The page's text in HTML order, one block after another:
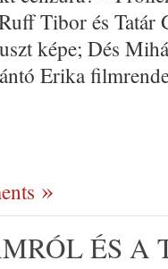
Tibor és Tatár
képe; Dés
Erika
ÉS A